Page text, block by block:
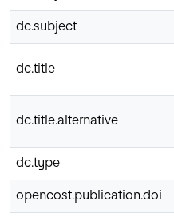
dc.subject
dc.title
dc.title.alternative
dc.type
opencost.publication.doi